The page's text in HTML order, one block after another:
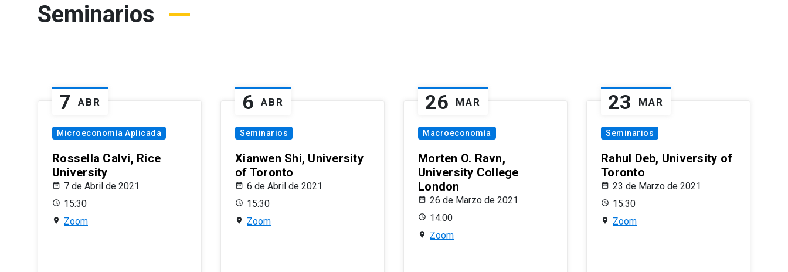
Seminarios
7 ABR
Microeconomía Aplicada
Rossella Calvi, Rice
University
7 de Abril de 2021
15:30
Zoom
6 ABR
Seminarios
Xianwen Shi, University
of Toronto
6 de Abril de 2021
15:30
Zoom
26 MAR
Macroeconomía
Morten O. Ravn,
University College
London
26 de Marzo de 2021
14:00
Zoom
23 MAR
Seminarios
Rahul Deb, University of
Toronto
23 de Marzo de 2021
15:30
Zoom